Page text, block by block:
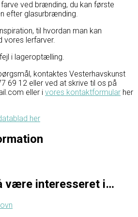
ved brænding, du kan første
efter glasurbrænding.
til hvordan man kan
vores lerfarver.
i lageroptælling.
kontaktes Vesterhavskunst
69 12 eller ved at skrive til os på
eller i vores kontaktformular her
her
være interesseret i…